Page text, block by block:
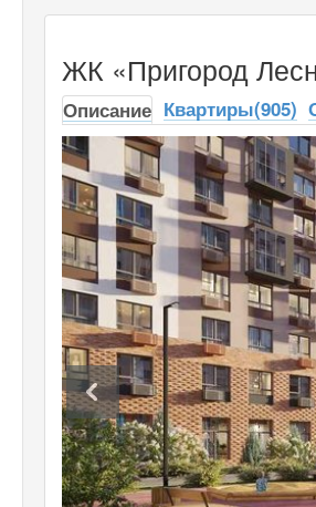
ЖК «Пригород
Описание Квартиры(905)